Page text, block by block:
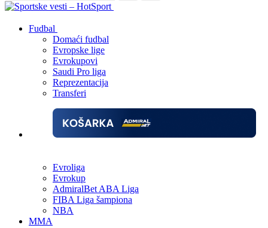
Fudbal
Domaći fudbal
Evropske lige
Evrokupovi
Saudi Pro liga
Reprezentacija
Transferi
Evroliga
Evrokup
AdmiralBet ABA Liga
FIBA Liga šampiona
NBA
MMA